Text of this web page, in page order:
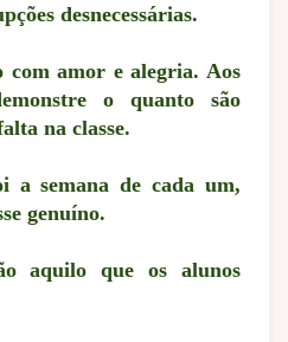
desnecessárias.
com amor e alegria. Aos
o quanto são
na classe.
a semana de cada um,
genuíno.
aquilo que os alunos